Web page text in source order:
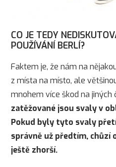
CO JE TEDY
POUŽÍVÁNÍ BERLÍ?
Faktem je, že nám na
z místa na místo, ale
mnohem více škod na jiných
zatěžované jsou svaly v
Pokud byly tyto svaly
správně už předtím,
ještě zhorší.